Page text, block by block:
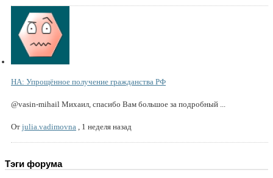
НА: Упрощённое получение гражданства РФ
@vasin-mihail Михаил, спасибо Вам большое за подробный ...
От julia.vadimovna , 1 неделя назад
Тэги форума